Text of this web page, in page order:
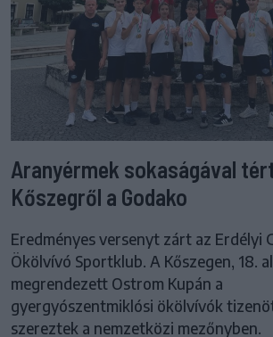
Aranyérmek sokaságával
Kőszegről a Godako
Eredményes versenyt zárt az Erdélyi
Ökölvívó Sportklub. A Kőszegen, 18.
megrendezett Ostrom Kupán a
gyergyószentmiklósi ökölvívók
szereztek a nemzetközi mezőnyben.